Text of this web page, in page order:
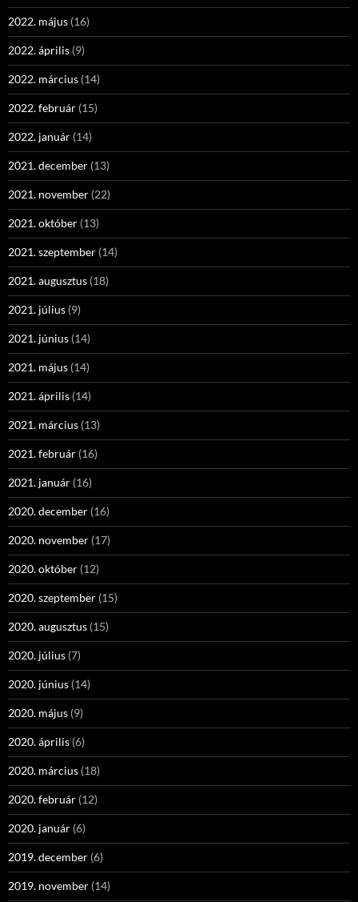
2022. május (16)
2022. április (9)
2022. március (14)
2022. február (15)
2022. január (14)
2021. december (13)
2021. november (22)
2021. október (13)
2021. szeptember (14)
2021. augusztus (18)
2021. július (9)
2021. június (14)
2021. május (14)
2021. április (14)
2021. március (13)
2021. február (16)
2021. január (16)
2020. december (16)
2020. november (17)
2020. október (12)
2020. szeptember (15)
2020. augusztus (15)
2020. július (7)
2020. június (14)
2020. május (9)
2020. április (6)
2020. március (18)
2020. február (12)
2020. január (6)
2019. december (6)
2019. november (14)